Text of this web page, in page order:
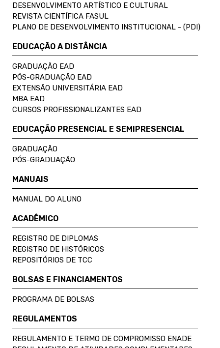
DESENVOLVIMENTO ARTÍSTICO E CULTURAL
REVISTA CIENTÍFICA FASUL
PLANO DE DESENVOLVIMENTO INSTITUCIONAL - (PDI)
EDUCAÇÃO A DISTÂNCIA
GRADUAÇÃO EAD
PÓS-GRADUAÇÃO EAD
EXTENSÃO UNIVERSITÁRIA EAD
MBA EAD
CURSOS PROFISSIONALIZANTES EAD
EDUCAÇÃO PRESENCIAL E SEMIPRESENCIAL
GRADUAÇÃO
PÓS-GRADUAÇÃO
MANUAIS
MANUAL DO ALUNO
ACADÊMICO
REGISTRO DE DIPLOMAS
REGISTRO DE HISTÓRICOS
REPOSITÓRIOS DE TCC
BOLSAS E FINANCIAMENTOS
PROGRAMA DE BOLSAS
REGULAMENTOS
REGULAMENTO E TERMO DE COMPROMISSO ENADE